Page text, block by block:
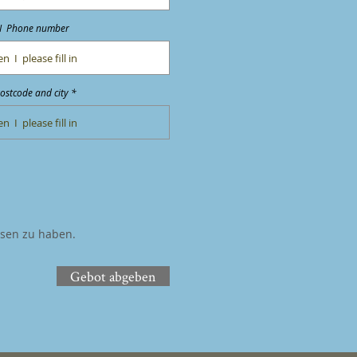
Phone number
and city *
zu haben.
Gebot abgeben